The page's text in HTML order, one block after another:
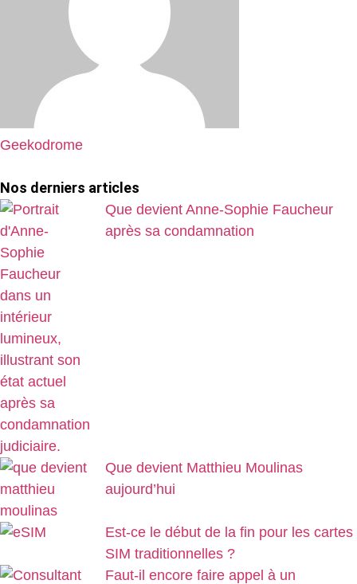
Geekodrome
Nos derniers articles
Que devient Anne-Sophie Faucheur
après sa condamnation
Que devient Matthieu Moulinas
aujourd’hui
Est-ce le début de la fin pour les cartes
SIM traditionnelles ?
Faut-il encore faire appel à un